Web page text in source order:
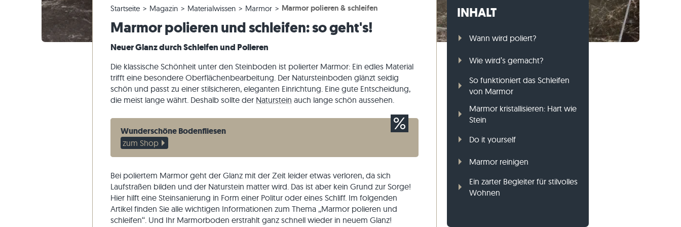
Quarzitfliesen
Marmorfliesen
Antike Fliesen
Beige Fliesen
Graue Fliesen
Kalksteinplatten
Marmorplatten
Quarzitplatten
Beige Terrassenplatten
Graue Terrassenplatten
Kalkstein-Pflastersteine
Quarzit-Pflastersteine
Gneis-Blockstufen
Kalkstein-Blockstufen
Travertin-Mauersteine
Quarzit-Mauersteine
Gneis-Rasenkanten
Musterversand
Lieferung & Transport
Panoramatour
Gartengestaltung
Wohninspirationen
Marmor
Quarzit
Travertin
Startseite Magazin Materialwissen Marmor Marmor polieren & schleifen
Marmor polieren und schleifen: so geht's!
Neuer Glanz durch Schleifen und Polieren
Die klassische Schönheit unter den Steinboden ist polierter Marmor: Ein edles Material
trifft eine besondere Oberflächenbearbeitung. Der Natursteinboden glänzt seidig
schön und passt zu einer stilsicheren, eleganten Einrichtung. Eine gute Entscheidung,
die meist lange währt. Deshalb sollte der Naturstein auch lange schön aussehen.
Wunderschöne Bodenfliesen
zum Shop
Bei poliertem Marmor geht der Glanz mit der Zeit leider etwas verloren, da sich
Laufstraßen bilden und der Naturstein matter wird. Das ist aber kein Grund zur Sorge!
Hier hilft eine Steinsanierung in Form einer Politur oder eines Schliff. Im folgenden
Artikel finden Sie alle wichtigen Informationen zum Thema ,,Marmor polieren und
schleifen‘‘. Und Ihr Marmorboden erstrahlt ganz schnell wieder in neuem Glanz!
INHALT
Wann wird poliert?
Wie wird’s gemacht?
So funktioniert das Schleifen
von Marmor
Marmor kristallisieren: Hart wie
Stein
Do it yourself
Marmor reinigen
Ein zarter Begleiter für stilvolles
Wohnen